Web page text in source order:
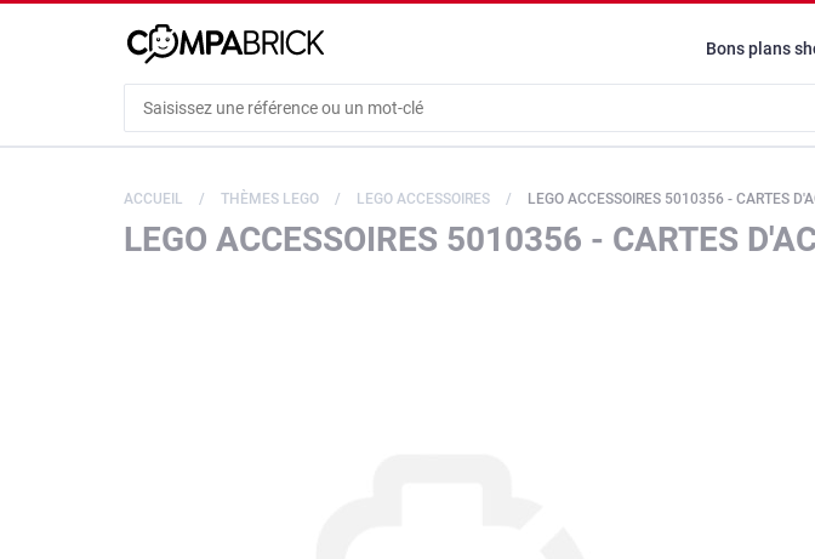
Bons plans
ACCUEIL THÈMES LEGO LEGO ACCESSOIRES LEGO ACCESSOIRES 5010356 - CARTES D'ACTIVITÉS
LEGO ACCESSOIRES 5010356 - CARTES